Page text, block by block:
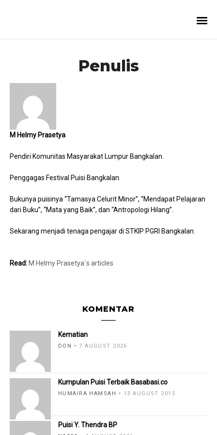
Penulis
M Helmy Prasetya
Pendiri Komunitas Masyarakat Lumpur Bangkalan.
Penggagas Festival Puisi Bangkalan.
Bukunya puisinya “Tamasya Celurit Minor”, “Mendapat Pelajaran
dari Buku”, “Mata yang Baik”, dan “Antropologi Hilang”.
Sekarang menjadi tenaga pengajar di STKIP PGRI Bangkalan.
Read: M Helmy Prasetya`s articles
KOMENTAR
Kematian
DON 7 AUGUST 2026
Kumpulan Puisi Terbaik Basabasi.co
HUMAIRA HAMSAH 13 AUGUST 2015
Puisi Y. Thendra BP